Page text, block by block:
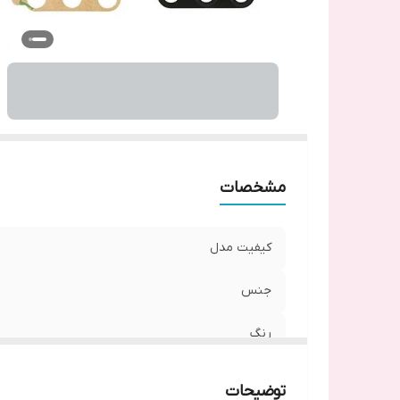
مشخصات
کیفیت مدل
جنس
رنگ
توضیحات